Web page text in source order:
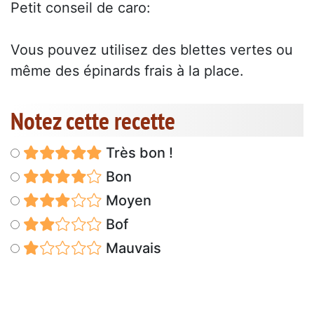
Petit conseil de caro:
Vous pouvez utilisez des blettes vertes ou
même des épinards frais à la place.
Notez cette recette
Très bon !
Bon
Moyen
Bof
Mauvais